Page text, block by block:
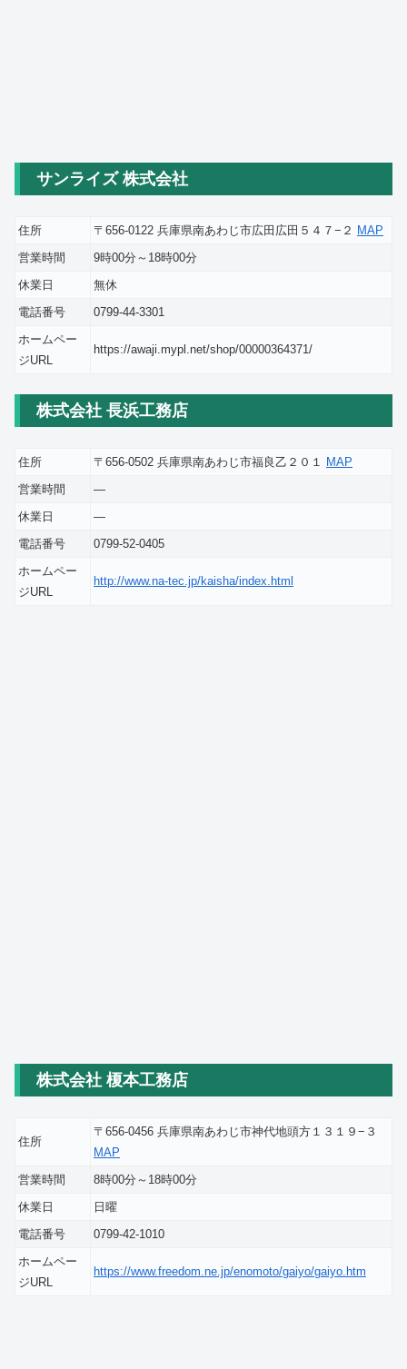
サンライズ 株式会社
住所 〒656-0122 兵庫県南あわじ市広田広田５４７−２ MAP
営業時間
9時00分～18時00分
休業日
無休
電話番号
0799-44-3301
ホームペー
ジURL
https://awaji.mypl.net/shop/00000364371/
株式会社 長浜工務店
住所 〒656-0502 兵庫県南あわじ市福良乙２０１ MAP
営業時間
―
休業日
―
電話番号
0799-52-0405
ホームペー
ジURL
http://www.na-tec.jp/kaisha/index.html
株式会社 榎本工務店
住所
〒656-0456 兵庫県南あわじ市神代地頭方１３１９−３
MAP
営業時間
8時00分～18時00分
休業日
日曜
電話番号
0799-42-1010
ホームペー
ジURL
https://www.freedom.ne.jp/enomoto/gaiyo/gaiyo.htm